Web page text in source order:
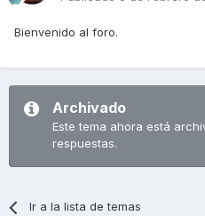
Bienvenido al foro.
Archivado
Este tema ahora está
respuestas.
Ir a la lista de temas